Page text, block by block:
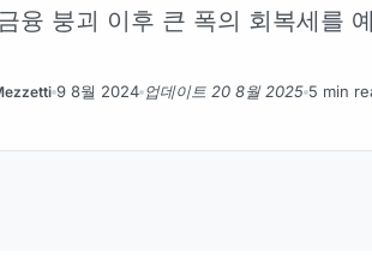
융 붕괴 이후 큰 폭의 회복세를
9 8월 2024 업데이트 20 8월 2025 5 min